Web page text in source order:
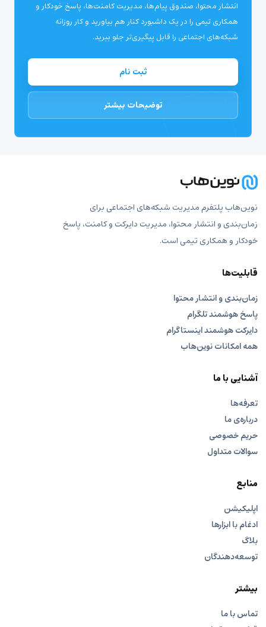
انتشار محتوا، صندوق پیام‌ها، مدیریت کامنت‌ها، پاسخ خودکار و
همکاری تیمی را در یک داشبورد کنار هم بیاورید و کار روزانه
شبکه‌های اجتماعی را قابل پیگیری‌تر جلو ببرید.
ثبت نام
توضیحات بیشتر
نوین‌هاب پلتفرم مدیریت شبکه‌های اجتماعی برای
زمان‌بندی و انتشار محتوا، مدیریت دایرکت و کامنت، پاسخ
خودکار و همکاری تیمی است.
قابلیت‌ها
زمان‌بندی و انتشار محتوا
پاسخ هوشمند تلگرام
دایرکت هوشمند اینستاگرام
همه امکانات نوین‌هاب
آشنایی با ما
تعرفه‌ها
درباره‌ی ما
حریم خصوصی
سوالات متداول
منابع
اپلیکیشن
ادغام با ابزارها
بلاگ
توسعه‌دهندگان
بیشتر
تماس با ما